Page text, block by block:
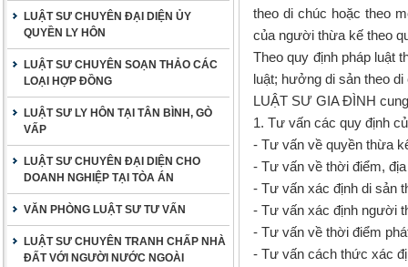
LUẬT SƯ CHUYÊN ĐẠI DIỆN ỦY
QUYỀN LY HÔN
LUẬT SƯ CHUYÊN SOẠN THẢO CÁC
LOẠI HỢP ĐỒNG
LUẬT SƯ LY HÔN TẠI TÂN BÌNH, GÒ
VẤP
LUẬT SƯ CHUYÊN ĐẠI DIỆN CHO
DOANH NGHIỆP TẠI TÒA ÁN
VĂN PHÒNG LUẬT SƯ TƯ VẤN
LUẬT SƯ CHUYÊN TRANH CHẤP NHÀ
ĐẤT VỚI NGƯỜI NƯỚC NGOÀI
theo di chúc hoặc theo
của người thừa kế theo
Theo quy định pháp luật
luật; hưởng di sản theo
LUẬT SƯ GIA ĐÌNH
1. Tư vấn các quy định
- Tư vấn về quyền thừa
- Tư vấn về thời điểm,
- Tư vấn xác định di sản
- Tư vấn xác định người
- Tư vấn về thời điểm
- Tư vấn cách thức xác